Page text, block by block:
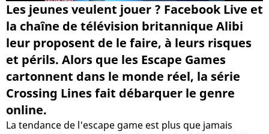
Les jeunes veulent jouer ? Facebook Live et
la chaîne de télévision britannique Alibi
leur proposent de le faire, à leurs risques
et périls. Alors que les Escape Games
cartonnent dans le monde réel, la série
Crossing Lines fait débarquer le genre
online.
La tendance de l'escape game est plus que jamais